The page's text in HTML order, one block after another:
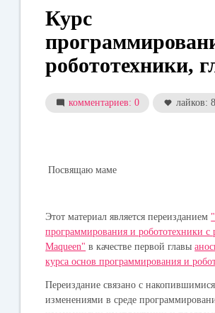
Курс
робототехники,
комментариев: 0 лайков: 8
Посвящаю маме
Этот материал является переизданием
программирования и робототехники с
Maqueen" в качестве первой главы
курса основ программирования и
Переиздание связано с накопившимися
изменениями в среде